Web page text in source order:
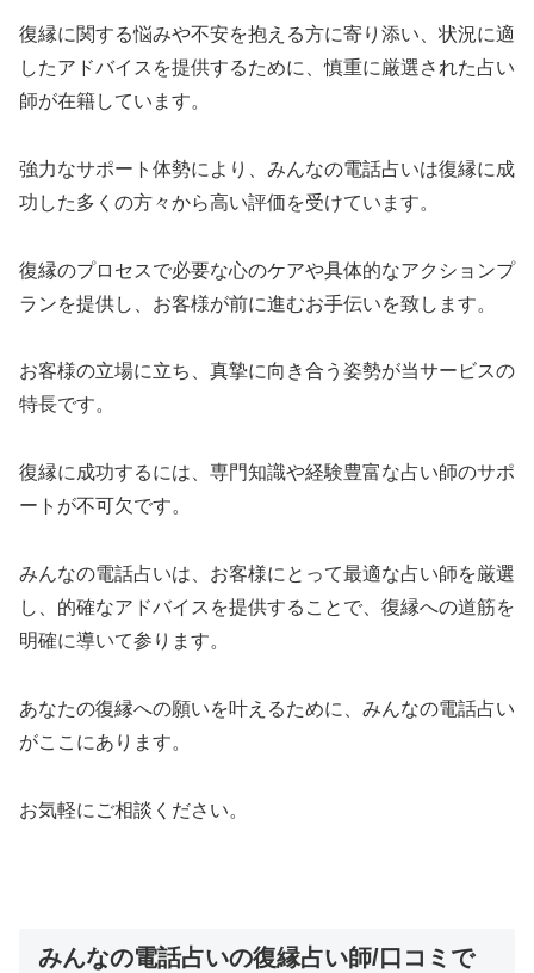
復縁に関する悩みや不安を抱える方に寄り添い、状況に適
したアドバイスを提供するために、慎重に厳選された占い
師が在籍しています。
強力なサポート体勢により、みんなの電話占いは復縁に成
功した多くの方々から高い評価を受けています。
復縁のプロセスで必要な心のケアや具体的なアクションプ
ランを提供し、お客様が前に進むお手伝いを致します。
お客様の立場に立ち、真摯に向き合う姿勢が当サービスの
特長です。
復縁に成功するには、専門知識や経験豊富な占い師のサポ
ートが不可欠です。
みんなの電話占いは、お客様にとって最適な占い師を厳選
し、的確なアドバイスを提供することで、復縁への道筋を
明確に導いて参ります。
あなたの復縁への願いを叶えるために、みんなの電話占い
がここにあります。
お気軽にご相談ください。
みんなの電話占いの復縁占い師/口コミで